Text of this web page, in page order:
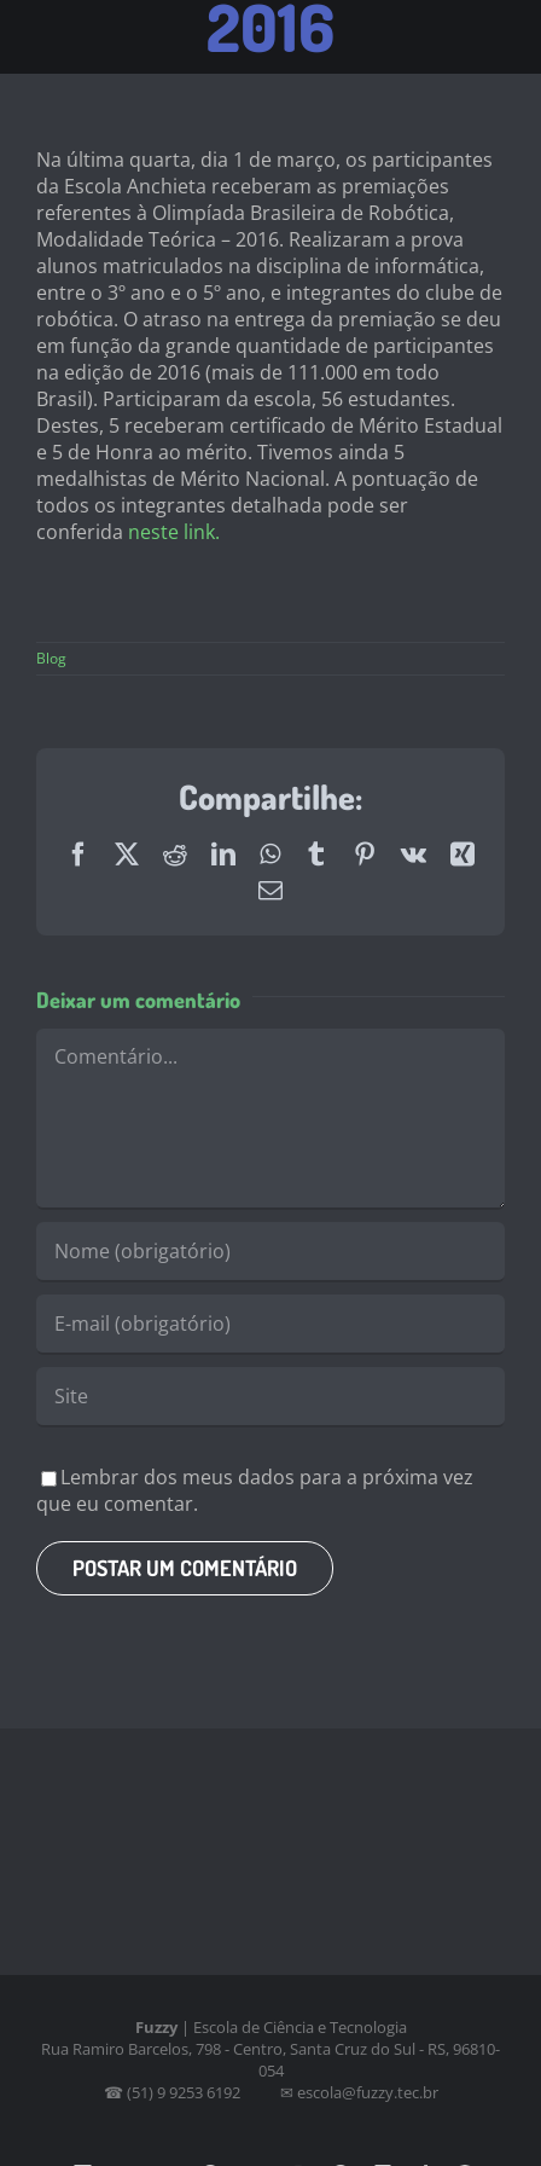
2016
Na última quarta, dia 1 de março, os participantes
da Escola Anchieta receberam as premiações
referentes à Olimpíada Brasileira de Robótica,
Modalidade Teórica – 2016. Realizaram a prova
alunos matriculados na disciplina de informática,
entre o 3º ano e o 5º ano, e integrantes do clube de
robótica. O atraso na entrega da premiação se deu
em função da grande quantidade de participantes
na edição de 2016 (mais de 111.000 em todo
Brasil). Participaram da escola, 56 estudantes.
Destes, 5 receberam certificado de Mérito Estadual
e 5 de Honra ao mérito. Tivemos ainda 5
medalhistas de Mérito Nacional. A pontuação de
todos os integrantes detalhada pode ser
conferida neste link.
Blog
Compartilhe:
FacebookRedditLinkedInWhatsApp
TumblrPinterest
Vk
Xing
E-
Deixar um comentário
Lembrar dos meus dados para a próxima vez
que eu comentar.
Fuzzy | Escola de Ciência e Tecnologia
Rua Ramiro Barcelos, 798 - Centro, Santa Cruz do Sul - RS, 96810-
054
☎ (51) 9 9253 6192 ⠀⠀⠀✉ escola@fuzzy.tec.br